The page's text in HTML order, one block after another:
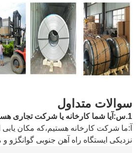
سوالات متداول
1. س :آیا شما کارخانه یا شرکت تجاری
ما شرکت کارخانه هستیم،که مکان یابی
نزدیکی ایستگاه راه آهن جنوبی گوانگژو و